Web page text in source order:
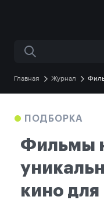
Поиск по сайту
Главная Журнал
ПОДБОРКА
Фильмы
кино